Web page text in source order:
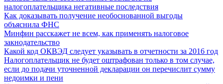
налогоплательщика негативные последствия
Как доказывать получение необоснованной выгоды
объяснила ФНС
Минфин расскажет не всем, как применять налоговое
закнодательство
Какой код ОКВЭД следует указывать в отчетности за 2016 год
Налогоплательщик не будет оштрафован только в том случае,
если до подачи уточненной декларации он перечислит сумму
недоимки и пени